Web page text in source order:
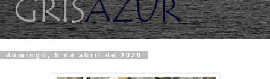
domingo, 5 de abril de 2020